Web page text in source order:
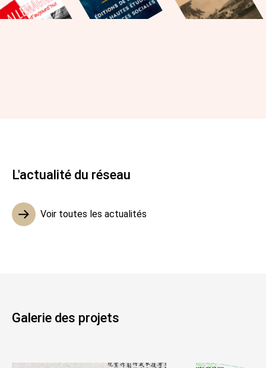
L'actualité du réseau
Voir toutes les actualités
Galerie des projets